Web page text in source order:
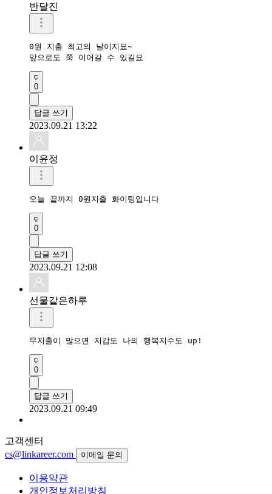
반달진
0원 지출 최고의 날이지요~
앞으로도 쭉 이어갈 수 있길요
0
답글 쓰기
2023.09.21 13:22
이윤정
오늘 끝까지 0원지출 화이팅입니다
0
답글 쓰기
2023.09.21 12:08
선물같은하루
무지출이 많으면 지갑도 나의 행복지수도 up!
0
답글 쓰기
2023.09.21 09:49
고객센터
cs@linkareer.com
이메일 문의
이용약관
개인정보처리방침